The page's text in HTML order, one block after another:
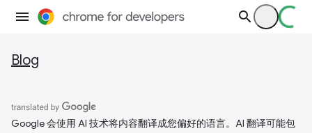
Blog
Google 会使用 AI 技术将内容翻译成您偏好的语言。AI 翻译可能包